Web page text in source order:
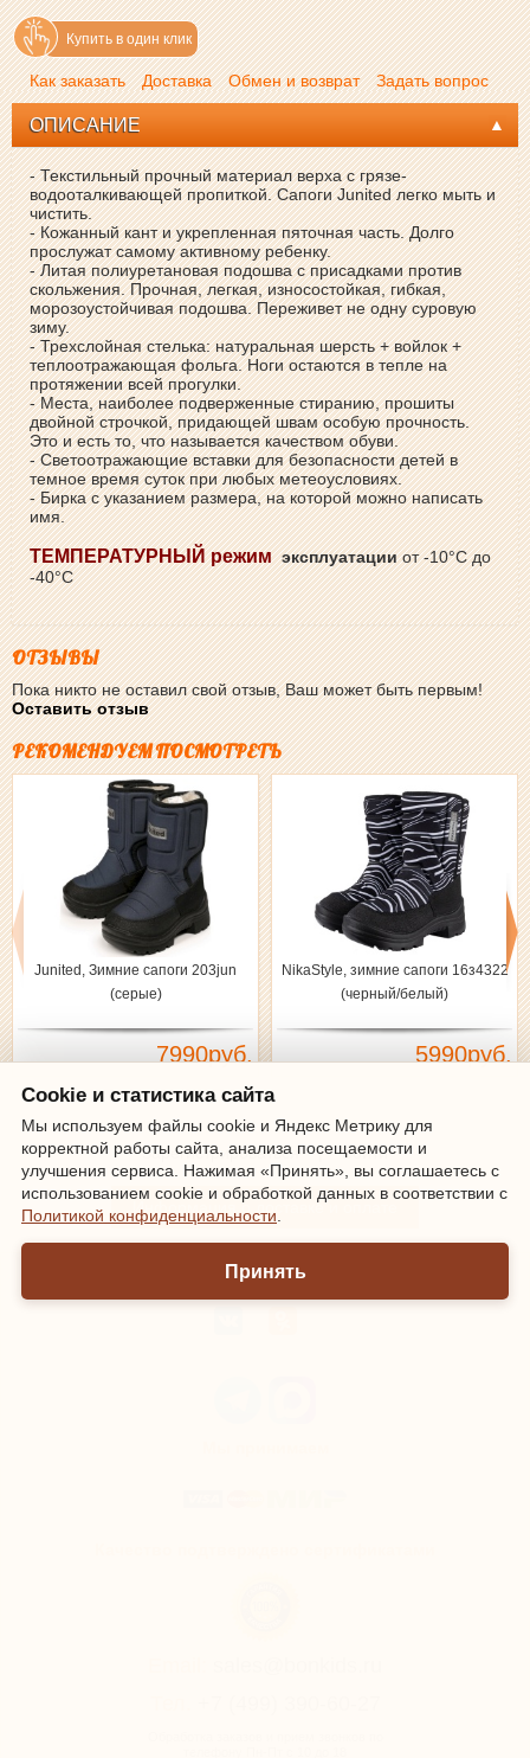
Купить в один клик
Как заказать Доставка Обмен и возврат Задать вопрос
ОПИСАНИЕ
- Текстильный прочный материал верха с грязе-
водооталкивающей пропиткой. Сапоги Junited легко мыть и
чистить.
- Кожанный кант и укрепленная пяточная часть. Долго
прослужат самому активному ребенку.
- Литая полиуретановая подошва с присадками против
скольжения. Прочная, легкая, износостойкая, гибкая,
морозоустойчивая подошва. Переживет не одну суровую
зиму.
- Трехслойная стелька: натуральная шерсть + войлок +
теплоотражающая фольга. Ноги остаются в тепле на
протяжении всей прогулки.
- Места, наиболее подверженные стиранию, прошиты
двойной строчкой, придающей швам особую прочность.
Это и есть то, что называется качеством обуви.
- Светоотражающие вставки для безопасности детей в
темное время суток при любых метеоусловиях.
- Бирка с указанием размера, на которой можно написать
имя.
ТЕМПЕРАТУРНЫЙ режимэксплуатацииот -10°С до
-40°С
ОТЗЫВЫ
Пока никто не оставил свой отзыв, Ваш может быть первым!
Оставить отзыв
РЕКОМЕНДУЕМ ПОСМОТРЕТЬ
Junited, Зимние сапоги 203jun
(серые)
7990руб.
NikaStyle, зимние сапоги 16з4322
(черный/белый)
5990руб.
Зарегистрироваться | Войти
Информация о доставке и оплате
Мы онлайн
Cookie и статистика сайта
Мы используем файлы cookie и Яндекс Метрику для
корректной работы сайта, анализа посещаемости и
улучшения сервиса. Нажимая «Принять», вы соглашаетесь с
использованием cookie и обработкой данных в соответствии с
Политикой конфиденциальности.
Принять